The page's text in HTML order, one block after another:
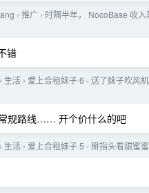
› 推广 › 时隔半年， NocoBase 收
错
› 生活 › 爱上合租妹子 6 - 送了妹子吹风
规路线…… 开个价什么的吧
› 生活 › 爱上合租妹子 5 - 掰指头看甜蜜蜜